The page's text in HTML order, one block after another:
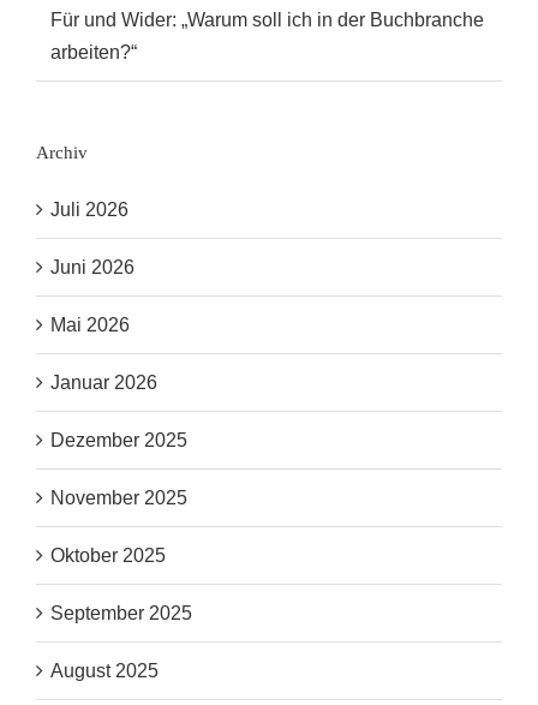
Für und Wider: „Warum soll ich in der Buchbranche
arbeiten?“
Archiv
Juli 2026
Juni 2026
Mai 2026
Januar 2026
Dezember 2025
November 2025
Oktober 2025
September 2025
August 2025